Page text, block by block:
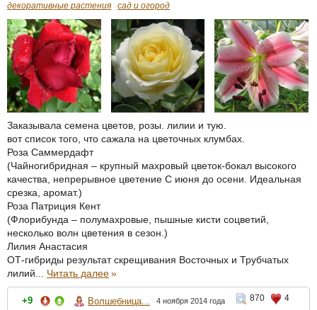
декоративные растения сад и огород
Заказывала семена цветов, розы. лилии и тую.
вот список того, что сажала на цветочных клумбах.
Роза Саммердафт
(Чайногибридная – крупный махровый цветок-бокал высокого
качества, непрерывное цветение С июня до осени. Идеальная
срезка, аромат.)
Роза Патриция Кент
(Флорибунда – полумахровые, пышные кисти соцветий,
несколько волн цветения в сезон.)
Лилия Анастасия
ОТ-гибриды результат скрещивания Восточных и Трубчатых
лилий... Читать далее»
+9 Волшебница... 4 ноября 2014 года 870
4